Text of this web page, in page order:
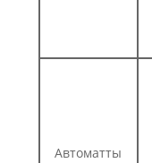
Автоматты